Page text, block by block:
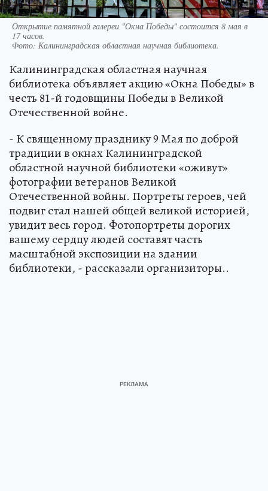
Открытие памятной галереи "Окна Победы" состоится 8 мая в
17 часов.
Фото: Калининградская областная научная библиотека.
Калининградская областная научная
библиотека объявляет акцию «Окна Победы» в
честь 81-й годовщины Победы в Великой
Отечественной войне.
- К священному празднику 9 Мая по доброй
традиции в окнах Калининградской
областной научной библиотеки «оживут»
фотографии ветеранов Великой
Отечественной войны. Портреты героев, чей
подвиг стал нашей общей великой историей,
увидит весь город. Фотопортреты дорогих
вашему сердцу людей составят часть
масштабной экспозиции на здании
библиотеки, - рассказали организиторы..